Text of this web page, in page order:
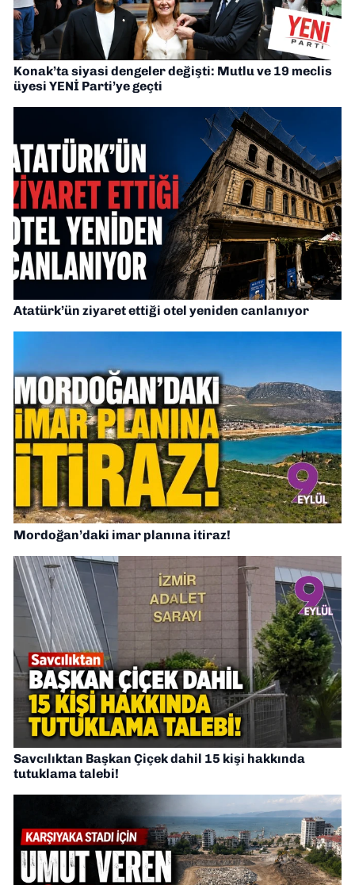
Konak’ta siyasi dengeler değişti: Mutlu ve 19 meclis
üyesi YENİ Parti’ye geçti
Atatürk’ün ziyaret ettiği otel yeniden canlanıyor
Mordoğan’daki imar planına itiraz!
Savcılıktan Başkan Çiçek dahil 15 kişi hakkında
tutuklama talebi!